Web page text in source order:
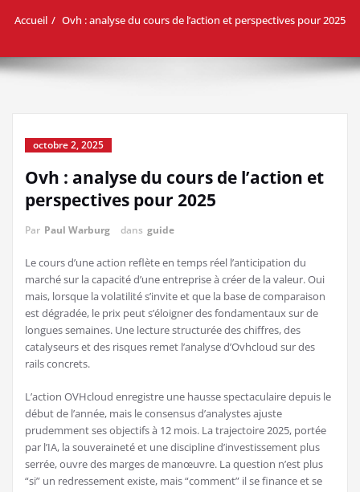
Accueil Ovh : analyse du cours de l’action et perspectives pour 2025
octobre 2, 2025
Ovh : analyse du cours de l’action et
perspectives pour 2025
Par Paul Warburg dans guide
Le cours d’une action reflète en temps réel l’anticipation du
marché sur la capacité d’une entreprise à créer de la valeur. Oui
mais, lorsque la volatilité s’invite et que la base de comparaison
est dégradée, le prix peut s’éloigner des fondamentaux sur de
longues semaines. Une lecture structurée des chiffres, des
catalyseurs et des risques remet l’analyse d’Ovhcloud sur des
rails concrets.
L’action OVHcloud enregistre une hausse spectaculaire depuis le
début de l’année, mais le consensus d’analystes ajuste
prudemment ses objectifs à 12 mois. La trajectoire 2025, portée
par l’IA, la souveraineté et une discipline d’investissement plus
serrée, ouvre des marges de manœuvre. La question n’est plus
“si” un redressement existe, mais “comment” il se finance et se